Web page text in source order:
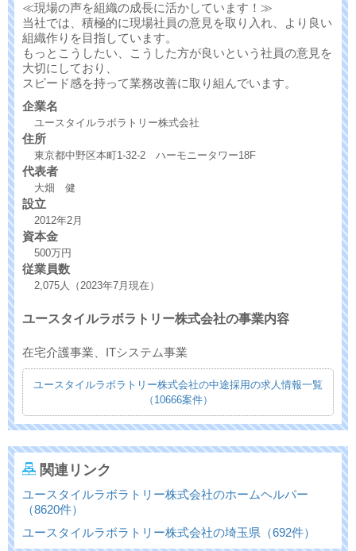
≪現場の声を組織の成長に活かしています！≫
当社では、積極的に現場社員の意見を取り入れ、より良い
組織作りを目指しています。
もっとこうしたい、こうした方が良いという社員の意見を
大切にしており、
スピード感を持って業務改善に取り組んでいます。
企業名
ユースタイルラボラトリー株式会社
住所
東京都中野区本町1-32-2 ハーモニータワー18F
代表者
大畑 健
設立
2012年2月
資本金
500万円
従業員数
2,075人（2023年7月現在）
ユースタイルラボラトリー株式会社の事業内容
在宅介護事業、ITシステム事業
ユースタイルラボラトリー株式会社の中途採用の求人情報一覧
（10666案件）
関連リンク
ユースタイルラボラトリー株式会社のホームヘルパー
（8620件）
ユースタイルラボラトリー株式会社の埼玉県（692件）